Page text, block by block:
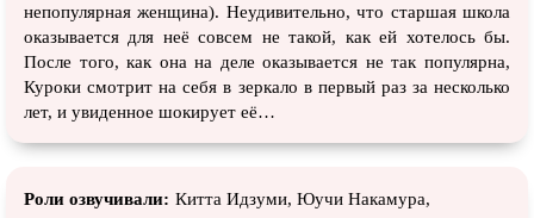
непопулярная женщина). Неудивительно, что старшая школа
оказывается для неё совсем не такой, как ей хотелось бы.
После того, как она на деле оказывается не так популярна,
Куроки смотрит на себя в зеркало в первый раз за несколько
лет, и увиденное шокирует её…
Роли озвучивали: Китта Идзуми, Юучи Накамура,